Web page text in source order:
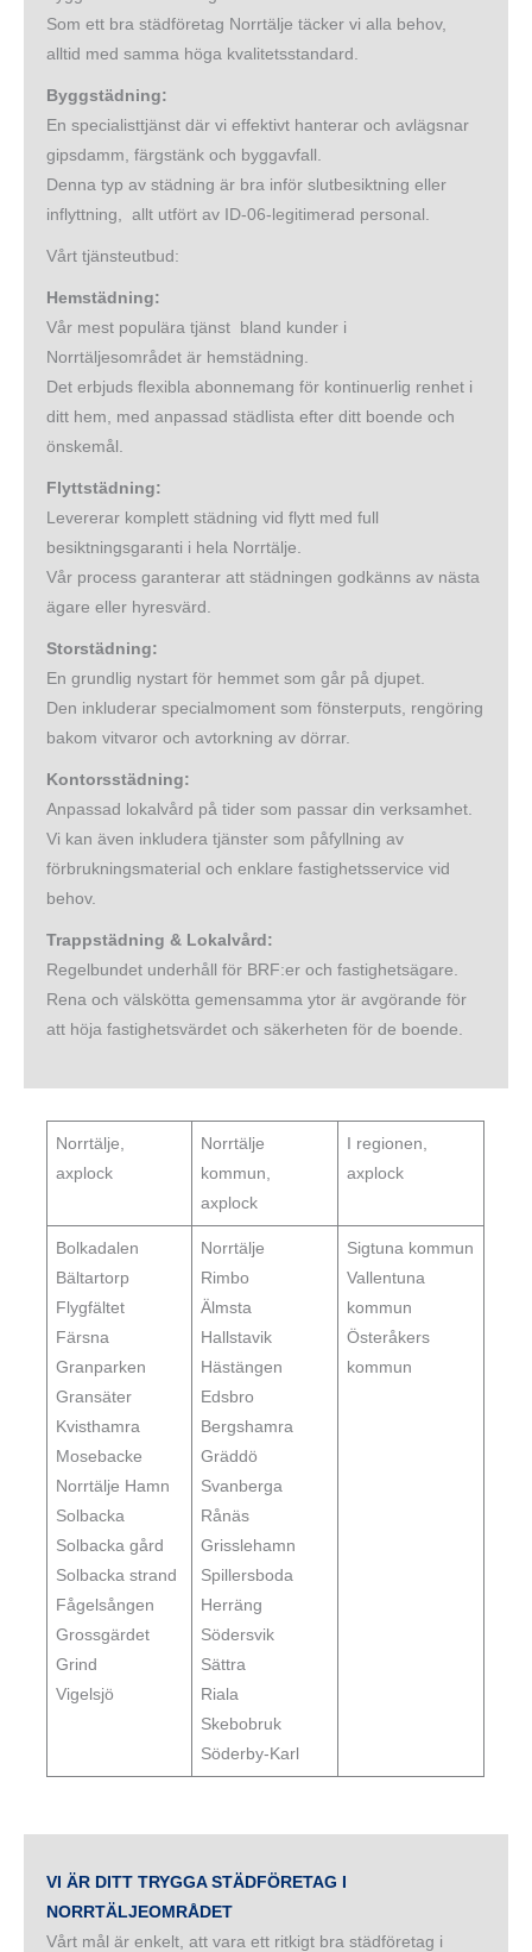
Som ett bra städföretag Norrtälje täcker vi alla behov,
alltid med samma höga kvalitetsstandard.
Byggstädning:
En specialisttjänst där vi effektivt hanterar och avlägsnar
gipsdamm, färgstänk och byggavfall.
Denna typ av städning är bra inför slutbesiktning eller
inflyttning, allt utfört av ID-06-legitimerad personal.
Vårt tjänsteutbud:
Hemstädning:
Vår mest populära tjänst bland kunder i
Norrtäljesområdet är hemstädning.
Det erbjuds flexibla abonnemang för kontinuerlig renhet i
ditt hem, med anpassad städlista efter ditt boende och
önskemål.
Flyttstädning:
Levererar komplett städning vid flytt med full
besiktningsgaranti i hela Norrtälje.
Vår process garanterar att städningen godkänns av nästa
ägare eller hyresvärd.
Storstädning:
En grundlig nystart för hemmet som går på djupet.
Den inkluderar specialmoment som fönsterputs, rengöring
bakom vitvaror och avtorkning av dörrar.
Kontorsstädning:
Anpassad lokalvård på tider som passar din verksamhet.
Vi kan även inkludera tjänster som påfyllning av
förbrukningsmaterial och enklare fastighetsservice vid
behov.
Trappstädning & Lokalvård:
Regelbundet underhåll för BRF:er och fastighetsägare.
Rena och välskötta gemensamma ytor är avgörande för
att höja fastighetsvärdet och säkerheten för de boende.
Norrtälje,
axplock
Norrtälje
kommun,
axplock
I regionen,
axplock
Bolkadalen
Bältartorp
Flygfältet
Färsna
Granparken
Gransäter
Kvisthamra
Mosebacke
Norrtälje Hamn
Solbacka
Solbacka gård
Solbacka strand
Fågelsången
Grossgärdet
Grind
Vigelsjö
Norrtälje
Rimbo
Älmsta
Hallstavik
Hästängen
Edsbro
Bergshamra
Gräddö
Svanberga
Rånäs
Grisslehamn
Spillersboda
Herräng
Södersvik
Sättra
Riala
Skebobruk
Söderby-Karl
Sigtuna kommun
Vallentuna
kommun
Österåkers
kommun
VI ÄR DITT TRYGGA STÄDFÖRETAG I
NORRTÄLJEOMRÅDET
Vårt mål är enkelt, att vara ett ritkigt bra städföretag i